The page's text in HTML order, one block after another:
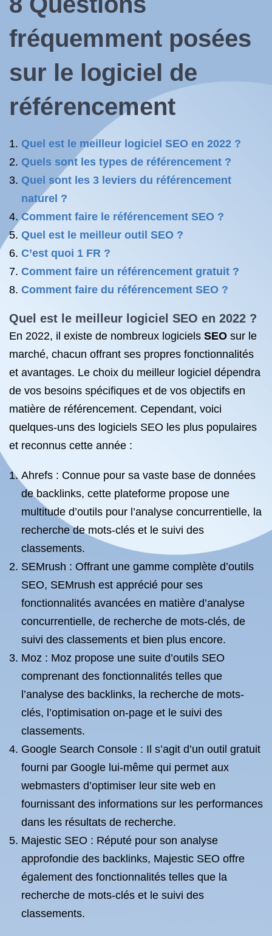
fréquemment posées
sur le logiciel de
référencement
Quel est le meilleur logiciel SEO en 2022 ?
Quels sont les types de référencement ?
Quel sont les 3 leviers du référencement
naturel ?
Comment faire le référencement SEO ?
Quel est le meilleur outil SEO ?
C’est quoi 1 FR ?
Comment faire un référencement gratuit ?
Comment faire du référencement SEO ?
Quel est le meilleur logiciel SEO en 2022 ?
En 2022, il existe de nombreux logiciels SEO sur le
marché, chacun offrant ses propres fonctionnalités
et avantages. Le choix du meilleur logiciel dépendra
de vos besoins spécifiques et de vos objectifs en
matière de référencement. Cependant, voici
quelques-uns des logiciels SEO les plus populaires
et reconnus cette année :
Ahrefs : Connue pour sa vaste base de données
de backlinks, cette plateforme propose une
multitude d’outils pour l’analyse concurrentielle, la
recherche de mots-clés et le suivi des
classements.
SEMrush : Offrant une gamme complète d’outils
SEO, SEMrush est apprécié pour ses
fonctionnalités avancées en matière d’analyse
concurrentielle, de recherche de mots-clés, de
suivi des classements et bien plus encore.
Moz : Moz propose une suite d’outils SEO
comprenant des fonctionnalités telles que
l’analyse des backlinks, la recherche de mots-
clés, l’optimisation on-page et le suivi des
classements.
Google Search Console : Il s’agit d’un outil gratuit
fourni par Google lui-même qui permet aux
webmasters d’optimiser leur site web en
fournissant des informations sur les performances
dans les résultats de recherche.
Majestic SEO : Réputé pour son analyse
approfondie des backlinks, Majestic SEO offre
également des fonctionnalités telles que la
recherche de mots-clés et le suivi des
classements.